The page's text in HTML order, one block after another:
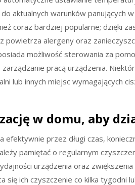
aktualnych warunków panujących
coraz bardziej popularne; dzięki
powietrza alergeny oraz
możliwość sterowania za
pracą urządzenia.
lub innych miejsc wymagających
w domu, aby
efektywnie przez długi czas,
pamiętać o regularnym
urządzenia oraz zwiększenia
się ich czyszczenie co kilka tygodni